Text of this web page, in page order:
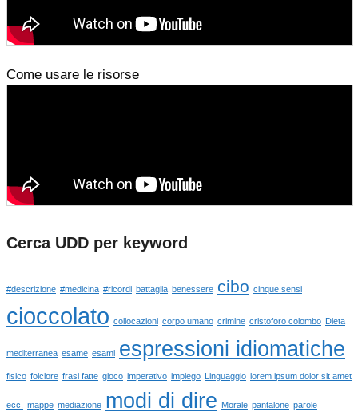
Come usare le risorse
Cerca UDD per keyword
#descrizione #medicina #ricordi battaglia benessere cibo cinque sensi
cioccolato collocazioni corpo umano crimine cristoforo colombo Dieta
mediterranea esame esami espressioni idiomatiche
fisico folclore frasi fatte gioco imperativo impiego Linguaggio lorem ipsum dolor sit amet
ecc. mappe mediazione modi di dire Morale pantalone parole